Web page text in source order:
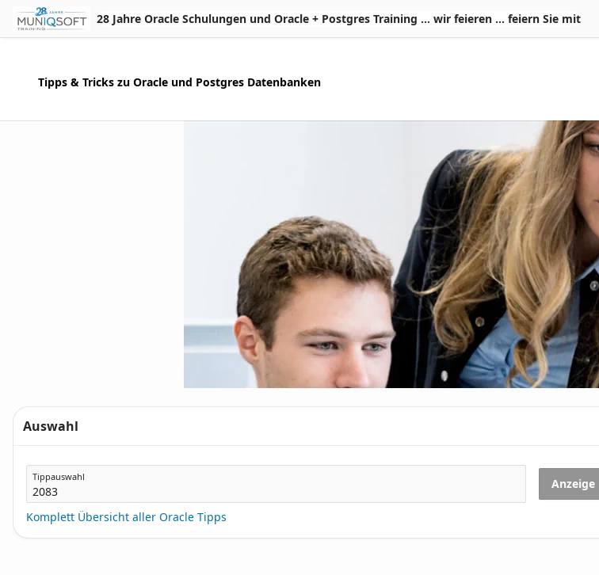
Skip to Main Content
28 Jahre Oracle Schulungen und Oracle + Postgres Training ... wir feieren ... feiern Sie mit
Tipps & Tricks zu Oracle und Postgres Datenbanken
Auswahl
Tippauswahl Anzeige
Komplett Übersicht aller Oracle Tipps